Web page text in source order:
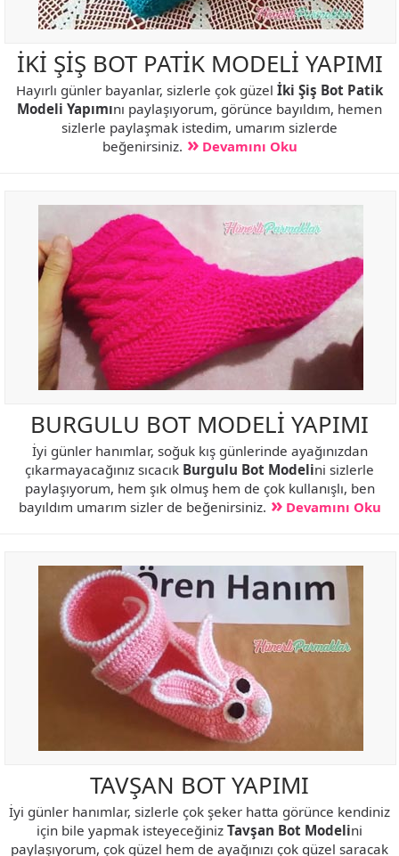
İKİ ŞİŞ BOT PATİK MODELİ YAPIMI
Hayırlı günler bayanlar, sizlerle çok güzel İki Şiş Bot Patik
Modeli Yapımını paylaşıyorum, görünce bayıldım, hemen
sizlerle paylaşmak istedim, umarım sizlerde
beğenirsiniz.
Devamını Oku
BURGULU BOT MODELİ YAPIMI
İyi günler hanımlar, soğuk kış günlerinde ayağınızdan
çıkarmayacağınız sıcacık Burgulu Bot Modelini sizlerle
paylaşıyorum, hem şık olmuş hem de çok kullanışlı, ben
bayıldım umarım sizler de beğenirsiniz.
Devamını Oku
TAVŞAN BOT YAPIMI
İyi günler hanımlar, sizlerle çok şeker hatta görünce kendiniz
için bile yapmak isteyeceğiniz Tavşan Bot Modelini
paylaşıyorum, çok güzel hem de ayağınızı çok güzel saracak